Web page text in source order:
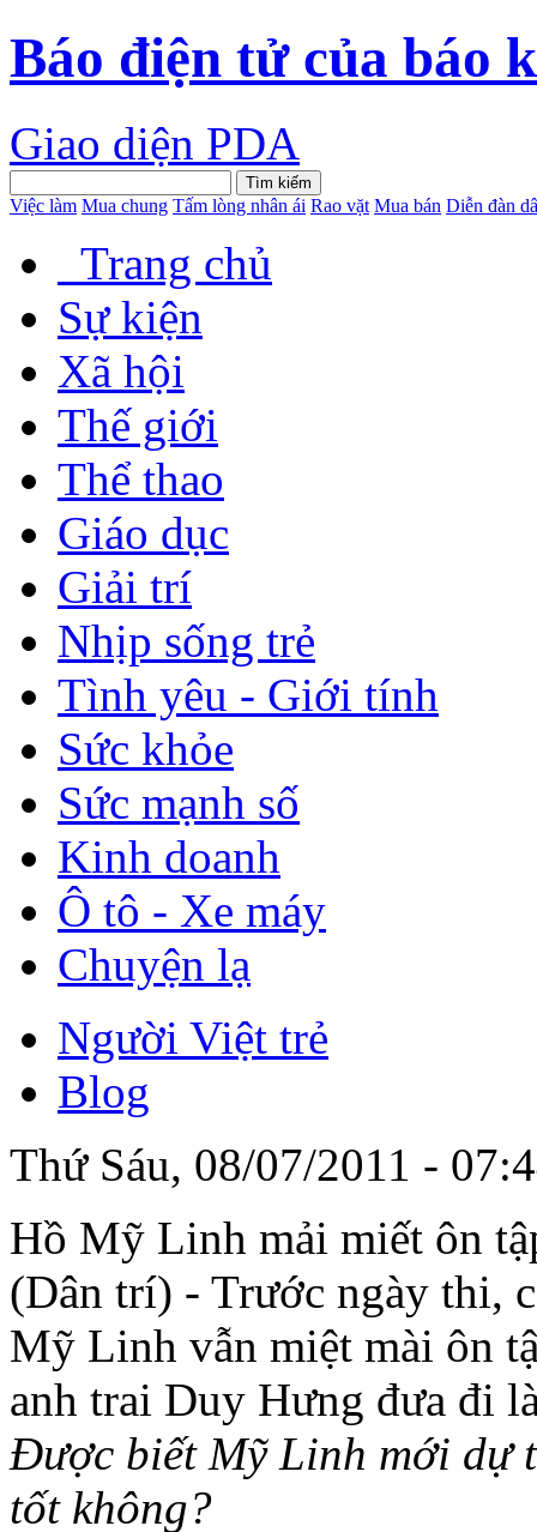
Báo điện tử của báo
Giao diện PDA
Việc làm Mua chung Tấm lòng nhân ái Rao vặt Mua bán Diễn đàn
Trang chủ
Sự kiện
Xã hội
Thế giới
Thể thao
Giáo dục
Giải trí
Nhịp sống trẻ
Tình yêu - Giới tính
Sức khỏe
Sức mạnh số
Kinh doanh
Ô tô - Xe máy
Chuyện lạ
Người Việt trẻ
Blog
Thứ Sáu, 08/07/2011 -
Hồ Mỹ Linh mải miết ôn
(Dân trí) - Trước ngày thi,
Mỹ Linh vẫn miệt mài ôn
anh trai Duy Hưng đưa đi
Được biết Mỹ Linh mới dự
tốt không?